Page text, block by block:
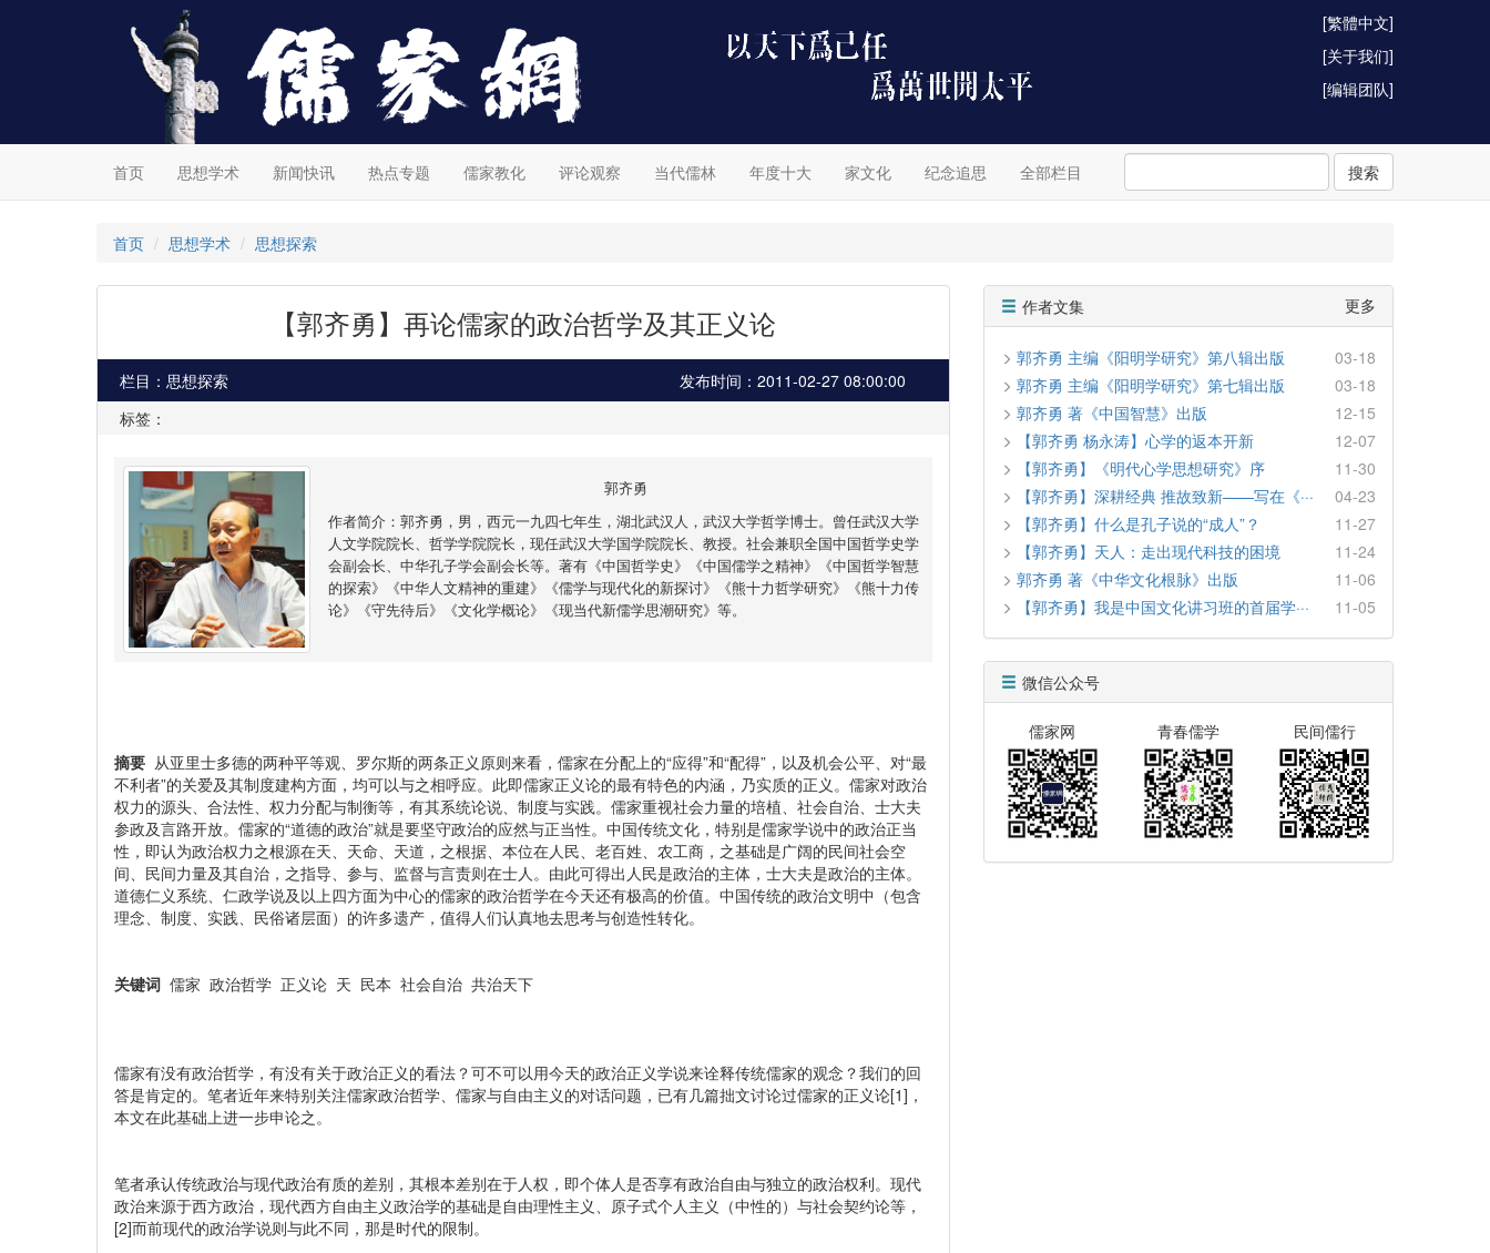
[繁體中文]
[关于我们]
[编辑团队]
首页 思想学术 新闻快讯 热点专题 儒家教化 评论观察 当代儒林 年度十大 家文化 纪念追思 全部栏目 搜索
首页 思想学术 思想探索
【郭齐勇】再论儒家的政治哲学及其正义论
栏目：思想探索
发布时间：2011-02-27 08:00:00
标签：
郭齐勇
作者简介：郭齐勇，男，西元一九四七年生，湖北武汉人，武汉大学哲学博士。曾任武汉大学
人文学院院长、哲学学院院长，现任武汉大学国学院院长、教授。社会兼职全国中国哲学史学
会副会长、中华孔子学会副会长等。著有《中国哲学史》《中国儒学之精神》《中国哲学智慧
的探索》《中华人文精神的重建》《儒学与现代化的新探讨》《熊十力哲学研究》《熊十力传
论》《守先待后》《文化学概论》《现当代新儒学思潮研究》等。
摘要 从亚里士多德的两种平等观、罗尔斯的两条正义原则来看，儒家在分配上的“应得”和“配得”，以及机会公平、对“最
不利者”的关爱及其制度建构方面，均可以与之相呼应。此即儒家正义论的最有特色的内涵，乃实质的正义。儒家对政治
权力的源头、合法性、权力分配与制衡等，有其系统论说、制度与实践。儒家重视社会力量的培植、社会自治、士大夫
参政及言路开放。儒家的“道德的政治”就是要坚守政治的应然与正当性。中国传统文化，特别是儒家学说中的政治正当
性，即认为政治权力之根源在天、天命、天道，之根据、本位在人民、老百姓、农工商，之基础是广阔的民间社会空
间、民间力量及其自治，之指导、参与、监督与言责则在士人。由此可得出人民是政治的主体，士大夫是政治的主体。
道德仁义系统、仁政学说及以上四方面为中心的儒家的政治哲学在今天还有极高的价值。中国传统的政治文明中（包含
理念、制度、实践、民俗诸层面）的许多遗产，值得人们认真地去思考与创造性转化。
关键词 儒家 政治哲学 正义论 天 民本 社会自治 共治天下
儒家有没有政治哲学，有没有关于政治正义的看法？可不可以用今天的政治正义学说来诠释传统儒家的观念？我们的回
答是肯定的。笔者近年来特别关注儒家政治哲学、儒家与自由主义的对话问题，已有几篇拙文讨论过儒家的正义论[1]，
本文在此基础上进一步申论之。
笔者承认传统政治与现代政治有质的差别，其根本差别在于人权，即个体人是否享有政治自由与独立的政治权利。现代
政治来源于西方政治，现代西方自由主义政治学的基础是自由理性主义、原子式个人主义（中性的）与社会契约论等，
[2]而前现代的政治学说则与此不同，那是时代的限制。
作者文集 更多
郭齐勇 主编《阳明学研究》第八辑出版
03-18
郭齐勇 主编《阳明学研究》第七辑出版
03-18
郭齐勇 著《中国智慧》出版
12-15
【郭齐勇 杨永涛】心学的返本开新
12-07
【郭齐勇】《明代心学思想研究》序
11-30
【郭齐勇】深耕经典 推故致新——写在《···
04-23
【郭齐勇】什么是孔子说的“成人”？
11-27
【郭齐勇】天人：走出现代科技的困境
11-24
郭齐勇 著《中华文化根脉》出版
11-06
【郭齐勇】我是中国文化讲习班的首届学···
11-05
微信公众号
儒家网 青春儒学 民间儒行